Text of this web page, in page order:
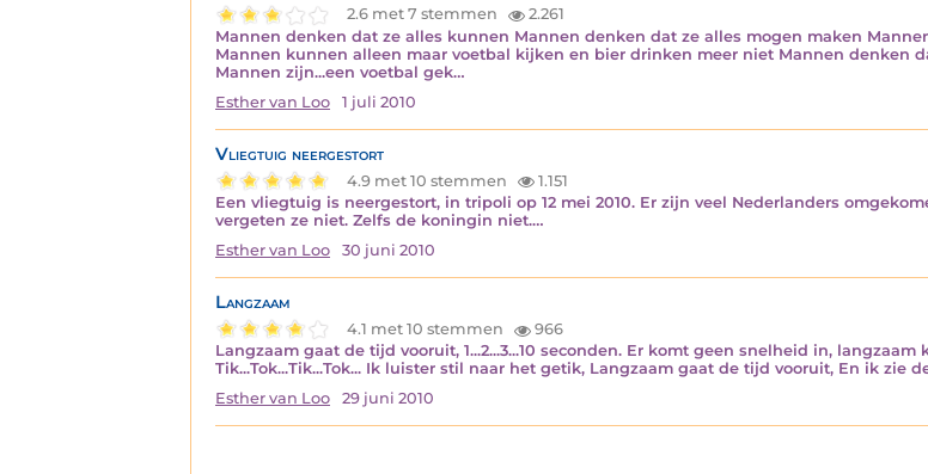
2.6 met 7 stemmen
2.261
Mannen denken dat ze alles kunnen Mannen denken dat ze alles mogen maken
Mannen kunnen alleen maar voetbal kijken en bier drinken meer niet Mannen denken
Mannen zijn...een voetbal gek…
Esther van Loo
1 juli 2010
Vliegtuig neergestort
4.9 met 10 stemmen
1.151
Een vliegtuig is neergestort, in tripoli op 12 mei 2010. Er zijn veel Nederlanders
vergeten ze niet. Zelfs de koningin niet.…
Esther van Loo
30 juni 2010
Langzaam
4.1 met 10 stemmen
966
Langzaam gaat de tijd vooruit, 1...2...3...10 seconden. Er komt geen snelheid in,
Tik...Tok...Tik...Tok... Ik luister stil naar het getik, Langzaam gaat de tijd vooruit, En ik zie
Esther van Loo
29 juni 2010